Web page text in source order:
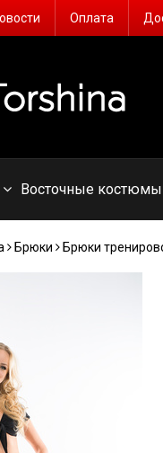
Оплата
Восточные костюмы
Брюки Брюки